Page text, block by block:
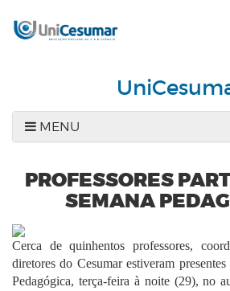
MENU
PROFESSORES
SEMANA
Cerca de quinhentos professores,
diretores do Cesumar estiveram
Pedagógica, terça-feira à noite (29), no